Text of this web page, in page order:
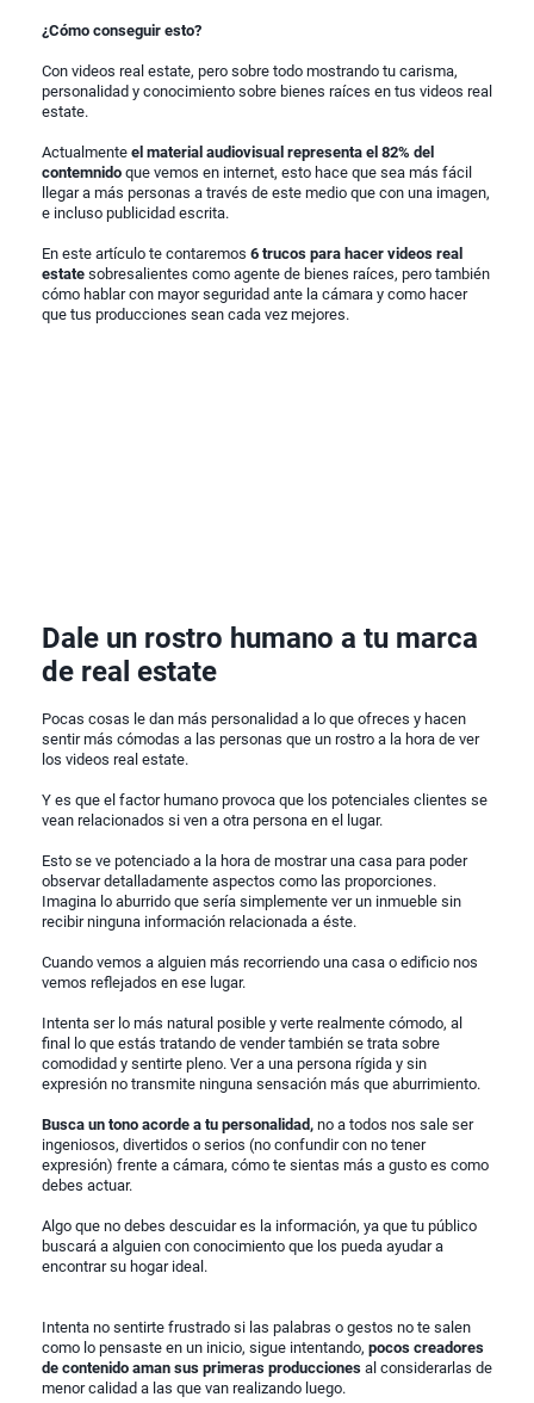
¿Cómo conseguir esto?
Con videos real estate, pero sobre todo mostrando tu carisma,
personalidad y conocimiento sobre bienes raíces en tus videos real
estate.
Actualmente el material audiovisual representa el 82% del
contemnido que vemos en internet, esto hace que sea más fácil
llegar a más personas a través de este medio que con una imagen,
e incluso publicidad escrita.
En este artículo te contaremos 6 trucos para hacer videos real
estate sobresalientes como agente de bienes raíces, pero también
cómo hablar con mayor seguridad ante la cámara y como hacer
que tus producciones sean cada vez mejores.
Dale un rostro humano a tu marca
de real estate
Pocas cosas le dan más personalidad a lo que ofreces y hacen
sentir más cómodas a las personas que un rostro a la hora de ver
los videos real estate.
Y es que el factor humano provoca que los potenciales clientes se
vean relacionados si ven a otra persona en el lugar.
Esto se ve potenciado a la hora de mostrar una casa para poder
observar detalladamente aspectos como las proporciones.
Imagina lo aburrido que sería simplemente ver un inmueble sin
recibir ninguna información relacionada a éste.
Cuando vemos a alguien más recorriendo una casa o edificio nos
vemos reflejados en ese lugar.
Intenta ser lo más natural posible y verte realmente cómodo, al
final lo que estás tratando de vender también se trata sobre
comodidad y sentirte pleno. Ver a una persona rígida y sin
expresión no transmite ninguna sensación más que aburrimiento.
Busca un tono acorde a tu personalidad, no a todos nos sale ser
ingeniosos, divertidos o serios (no confundir con no tener
expresión) frente a cámara, cómo te sientas más a gusto es como
debes actuar.
Algo que no debes descuidar es la información, ya que tu público
buscará a alguien con conocimiento que los pueda ayudar a
encontrar su hogar ideal.
Intenta no sentirte frustrado si las palabras o gestos no te salen
como lo pensaste en un inicio, sigue intentando, pocos creadores
de contenido aman sus primeras producciones al considerarlas de
menor calidad a las que van realizando luego.